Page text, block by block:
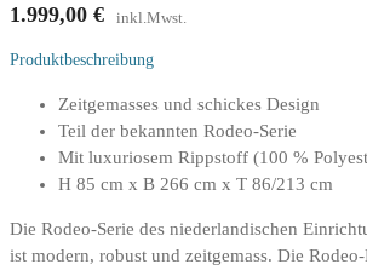
1.999,00 € inkl.Mwst.
Produktbeschreibung
Zeitgemasses und schickes Design
Teil der bekannten Rodeo-Serie
Mit luxuriosem Rippstoff (100 %
H 85 cm x B 266 cm x T 86/213 cm
Die Rodeo-Serie des niederlandischen
ist modern, robust und zeitgemass. Die